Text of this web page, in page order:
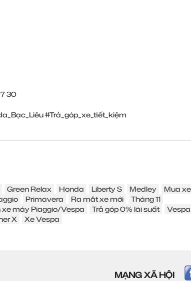
30
#Trả_góp_xe_tiết_kiệm
Green Relax Honda Liberty S Medley
Mua
Primavera Ra mắt xe mới
Tháng 11
xe máy Piaggio/Vespa Trả góp 0% lãi suất
Vespa
X Xe Vespa
MẠNG XÃ HỘI